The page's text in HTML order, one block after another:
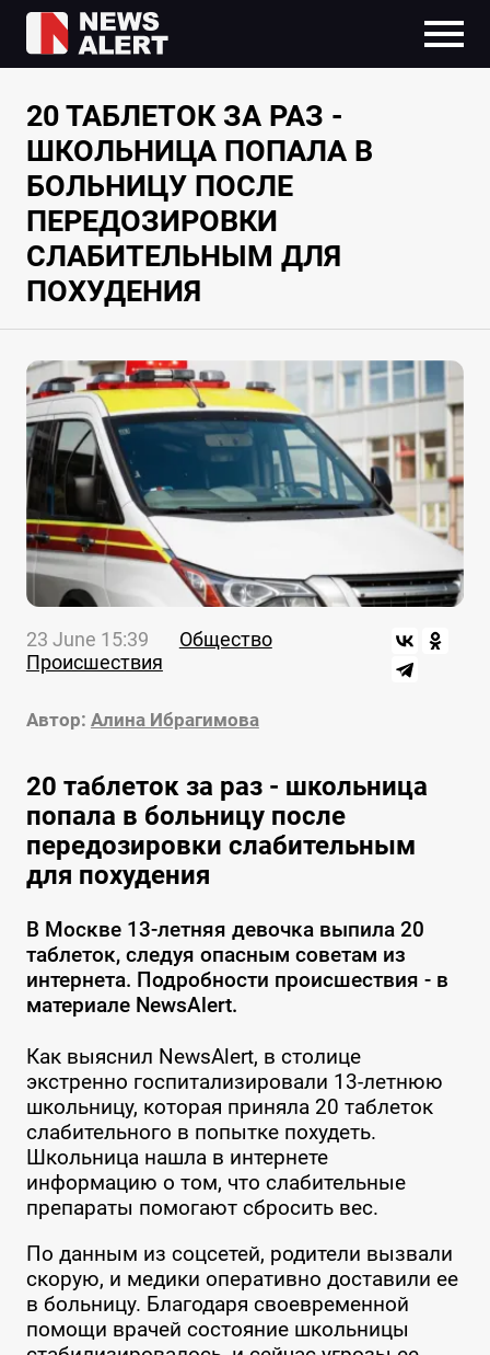
20 ТАБЛЕТОК ЗА РАЗ -
ШКОЛЬНИЦА ПОПАЛА В
БОЛЬНИЦУ ПОСЛЕ
ПЕРЕДОЗИРОВКИ
СЛАБИТЕЛЬНЫМ ДЛЯ
ПОХУДЕНИЯ
23 June 15:39
Общество
Происшествия
Автор: Алина Ибрагимова
20 таблеток за раз - школьница
попала в больницу после
передозировки слабительным
для похудения
В Москве 13-летняя девочка выпила 20
таблеток, следуя опасным советам из
интернета. Подробности происшествия - в
материале NewsAlert.
Как выяснил NewsAlert, в столице
экстренно госпитализировали 13-летнюю
школьницу, которая приняла 20 таблеток
слабительного в попытке похудеть.
Школьница нашла в интернете
информацию о том, что слабительные
препараты помогают сбросить вес.
По данным из соцсетей, родители вызвали
скорую, и медики оперативно доставили ее
в больницу. Благодаря своевременной
помощи врачей состояние школьницы